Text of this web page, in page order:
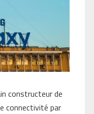
constructeur de
connectivité par